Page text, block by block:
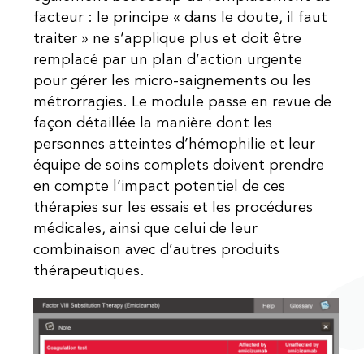
facteur : le principe « dans le doute, il faut
traiter » ne s’applique plus et doit être
remplacé par un plan d’action urgente
pour gérer les micro-saignements ou les
métrorragies. Le module passe en revue de
façon détaillée la manière dont les
personnes atteintes d’hémophilie et leur
équipe de soins complets doivent prendre
en compte l’impact potentiel de ces
thérapies sur les essais et les procédures
médicales, ainsi que celui de leur
combinaison avec d’autres produits
thérapeutiques.